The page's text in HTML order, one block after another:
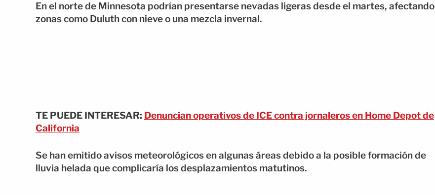
En el norte de Minnesota podrían presentarse nevadas ligeras desde el martes, afectando
zonas como Duluth con nieve o una mezcla invernal.
TE PUEDE INTERESAR: Denuncian operativos de ICE contra jornaleros en Home Depot de
California
Se han emitido avisos meteorológicos en algunas áreas debido a la posible formación de
lluvia helada que complicaría los desplazamientos matutinos.